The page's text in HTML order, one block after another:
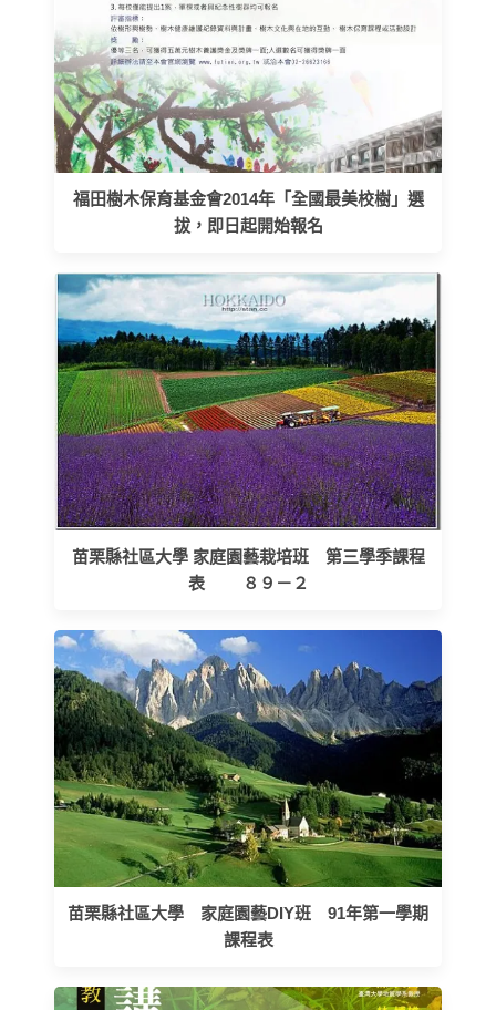
福田樹木保育基金會2014年「全國最美校樹」選
拔，即日起開始報名
苗栗縣社區大學 家庭園藝栽培班 第三學季課程
表 ８９－２
苗栗縣社區大學 家庭園藝DIY班 91年第一學期
課程表